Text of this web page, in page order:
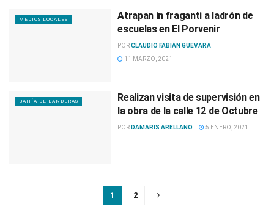
MEDIOS LOCALES
Atrapan in fraganti a ladrón de
escuelas en El Porvenir
PORCLAUDIO FABIÁN GUEVARA
11 MARZO, 2021
BAHÍA DE BANDERAS
Realizan visita de supervisión en
la obra de la calle 12 de Octubre
POR DAMARIS ARELLANO 5 ENERO, 2021
1 2